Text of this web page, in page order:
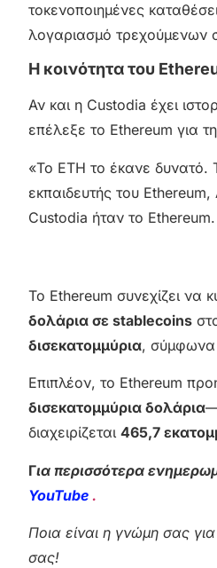
τοκενoποιημένες
λογαριασμό τρεχούμενων
Η κοινότητα του
Αν και η Custodia έχει
επέλεξε το Ethereum για
«Το ETH το έκανε δυνατό.
εκπαιδευτής του
Custodia ήταν το Ethereum.
Το Ethereum συνεχίζει να
δολάρια σε stablecoins
δισεκατομμύρια, σύμφωνα
Επιπλέον, το Ethereum
δισεκατομμύρια δολάρια
διαχειρίζεται 465,7
Για περισσότερα
YouTube .
Ποια είναι η γνώμη σας
σας!